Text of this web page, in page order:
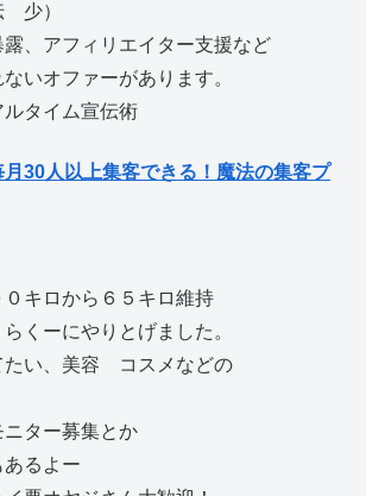
少）
、アフィリエイター支援など
いオファーがあります。
タイム宣伝術
月30人以上集客できる！魔法の集客プ
キロから６５キロ維持
くーにやりとげました。
たい、美容 コスメなどの
ター募集とか
るよー